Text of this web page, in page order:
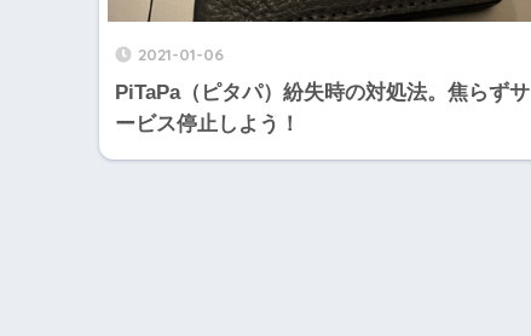
2021-01-06
PiTaPa（ピタパ）紛失時の対処法。焦らずサ
ービス停止しよう！